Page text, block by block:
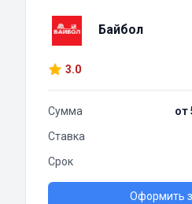
Байбол
3.0
Сумма
от
Ставка
Срок
Оформить